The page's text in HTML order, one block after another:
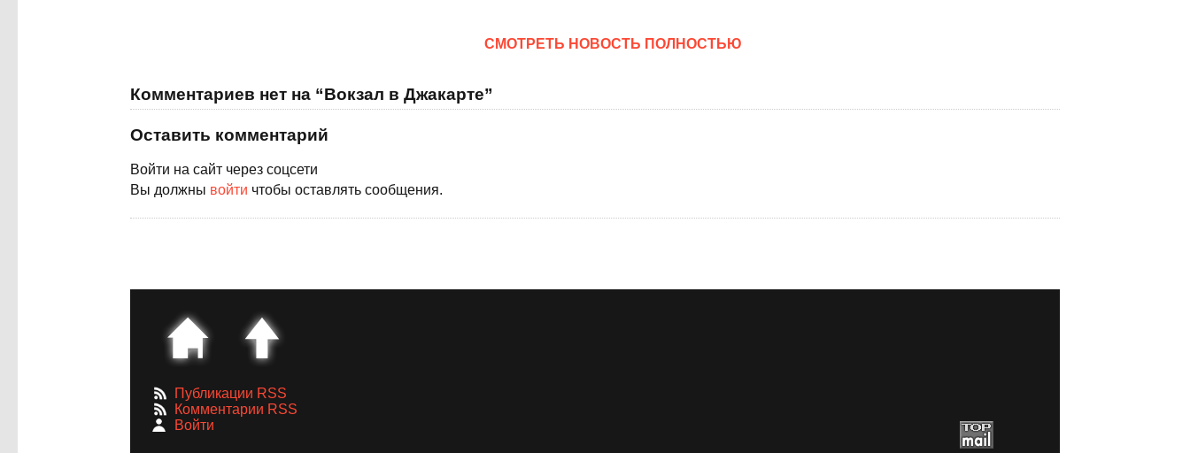
CМОТРЕТЬ НОВОСТЬ ПОЛНОСТЬЮ
Комментариев нет на “Вокзал в Джакарте”
Оставить комментарий
Войти на сайт через соцсети
Вы должны войти чтобы оставлять сообщения.
Публикации RSS
Комментарии RSS
Войти